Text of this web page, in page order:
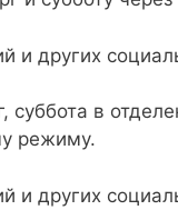
суббота в
режиму.